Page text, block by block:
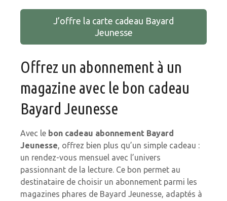
J’offre la carte cadeau Bayard
Jeunesse
Offrez un abonnement à un
magazine avec le bon cadeau
Bayard Jeunesse
Avec le bon cadeau abonnement Bayard
Jeunesse, offrez bien plus qu’un simple cadeau :
un rendez-vous mensuel avec l’univers
passionnant de la lecture. Ce bon permet au
destinataire de choisir un abonnement parmi les
magazines phares de Bayard Jeunesse, adaptés à